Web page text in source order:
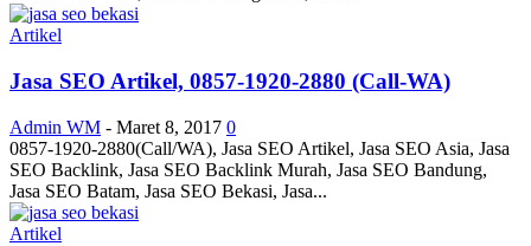
Artikel
Jasa SEO Artikel, 0857-1920-2880 (Call-WA)
Admin WM - Maret 8, 2017 0
0857-1920-2880(Call/WA), Jasa SEO Artikel, Jasa SEO Asia, Jasa
SEO Backlink, Jasa SEO Backlink Murah, Jasa SEO Bandung,
Jasa SEO Batam, Jasa SEO Bekasi, Jasa...
Artikel